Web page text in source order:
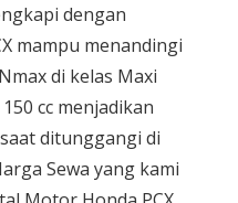
dengan
mampu menandingi
di kelas Maxi
cc menjadikan
ditunggangi di
Sewa yang kami